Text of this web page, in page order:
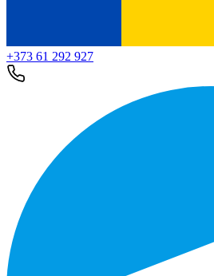
+373 61 292 927